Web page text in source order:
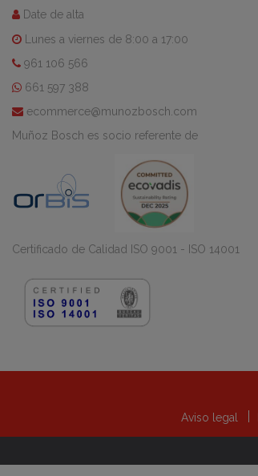
Date de alta
Lunes a viernes de 8:00 a 17:00
961 106 566
661 597 388
ecommerce@munozbosch.com
Muñoz Bosch es socio referente de
Certificado de Calidad ISO 9001 - ISO 14001
Aviso legal